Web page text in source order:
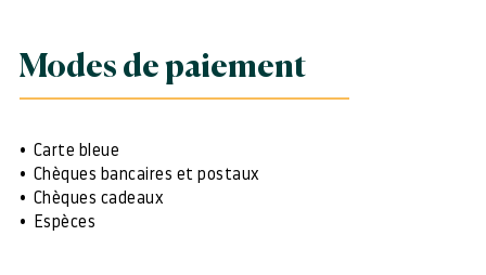
Modes de paiement
Carte bleue
Chèques bancaires et postaux
Chèques cadeaux
Espèces